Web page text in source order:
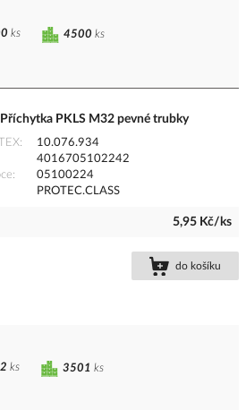
4500 ks
ks
Příchytka PKLS M32 pevné trubky
10.076.934
4016705102242
05100224
PROTEC.CLASS
5,95 Kč/ks
do košíku
3501 ks
ks